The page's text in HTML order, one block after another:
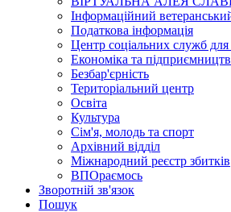
Інформаційний
Податкова інформація
Центр соціальних служб для
Економіка та
Безбар'єрність
Територіальний центр
Освіта
Культура
Сім'я, молодь та спорт
Архівний відділ
Міжнародний реєстр збитків
ВПОраємось
Зворотній зв'язок
Пошук